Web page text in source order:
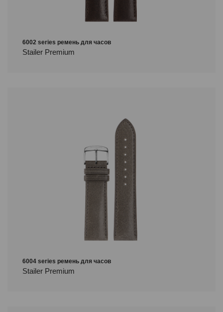
6002 series ремень для часов
Stailer Premium
6004 series ремень для часов
Stailer Premium